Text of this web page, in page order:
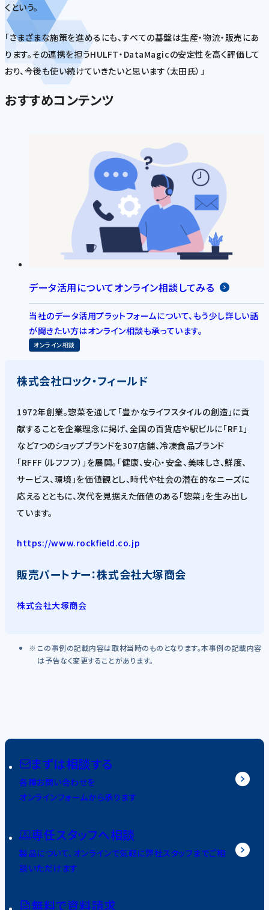
くという。
「さまざまな施策を進めるにも、すべての基盤は生産・物流・販売にあ
ります。その連携を担うHULFT・DataMagicの安定性を高く評価して
おり、今後も使い続けていきたいと思います（太田氏）」
おすすめコンテンツ
データ活用についてオンライン相談してみる
当社のデータ活用プラットフォームについて、もう少し詳しい話
が聞きたい方はオンライン相談も承っています。
オンライン相談
株式会社ロック・フィールド
1972年創業。惣菜を通して「豊かなライフスタイルの創造」に貢
献することを企業理念に掲げ、全国の百貨店や駅ビルに「RF1」
など7つのショップブランドを307店舗、冷凍食品ブランド
「RFFF（ルフフフ）」を展開。「健康、安心・安全、美味しさ、鮮度、
サービス、環境」を価値観とし、時代や社会の潜在的なニーズに
応えるとともに、次代を見据えた価値のある「惣菜」を生み出し
ています。
https://www.rockfield.co.jp
販売パートナー：株式会社大塚商会
株式会社大塚商会
この事例の記載内容は取材当時のものとなります。本事例の記載内容
は予告なく変更することがあります。
まずは相談する
各種お問い合わせを
オンラインフォームから承ります
専任スタッフへ相談
製品について、オンラインで気軽に弊社スタッフまでご相
談いただけます
無料で資料請求